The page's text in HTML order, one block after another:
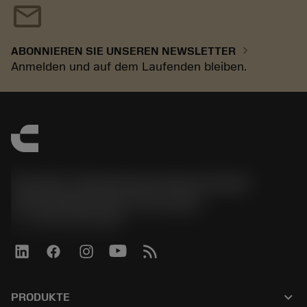
mail
ABONNIEREN SIE UNSEREN NEWSLETTER chevron_right
Anmelden und auf dem Laufenden bleiben.
PRODUKTE keyboard_arrow_down